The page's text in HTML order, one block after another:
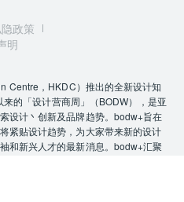
政策
明
Centre，HKDC）推出的全新设计知
的「设计营商周」（BODW），是亚
设计丶创新及品牌趋势。bodw+旨在
紧贴设计趋势，为大家带来新的设计
和新兴人才的最新消息。bodw+汇聚